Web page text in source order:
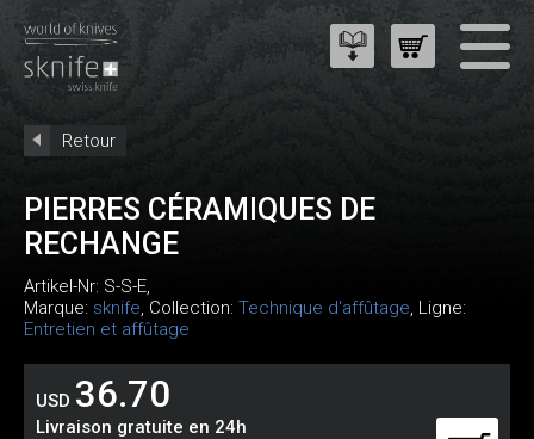
Retour
PIERRES CÉRAMIQUES DE
RECHANGE
Artikel-Nr: S-S-E,
Marque: sknife, Collection: Technique d'affûtage, Ligne:
Entretien et affûtage
USD 36.70
Livraison gratuite en 24h